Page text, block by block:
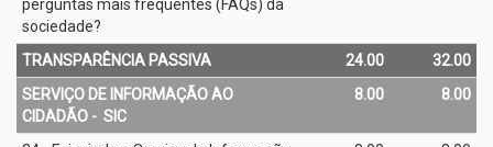
perguntas mais freqüentes (FAQs) da
sociedade?
TRANSPARÊNCIA PASSIVA 24.00
32.00
SERVIÇO DE INFORMAÇÃO AO
CIDADÃO - ­ SIC
8.00 8.00